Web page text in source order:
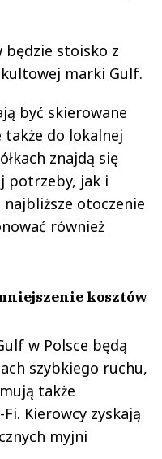
będzie stoisko z
marki Gulf.
być skierowane
do lokalnej
znajdą się
potrzeby, jak i
otoczenie
również
kosztów
w Polsce będą
szybkiego ruchu,
także
Kierowcy zyskają
myjni